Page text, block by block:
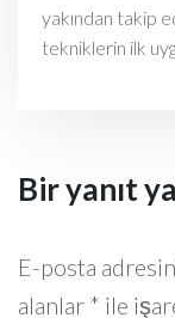
yakından takip
tekniklerin ilk
Bir yanıt
E-posta
alanlar * ile